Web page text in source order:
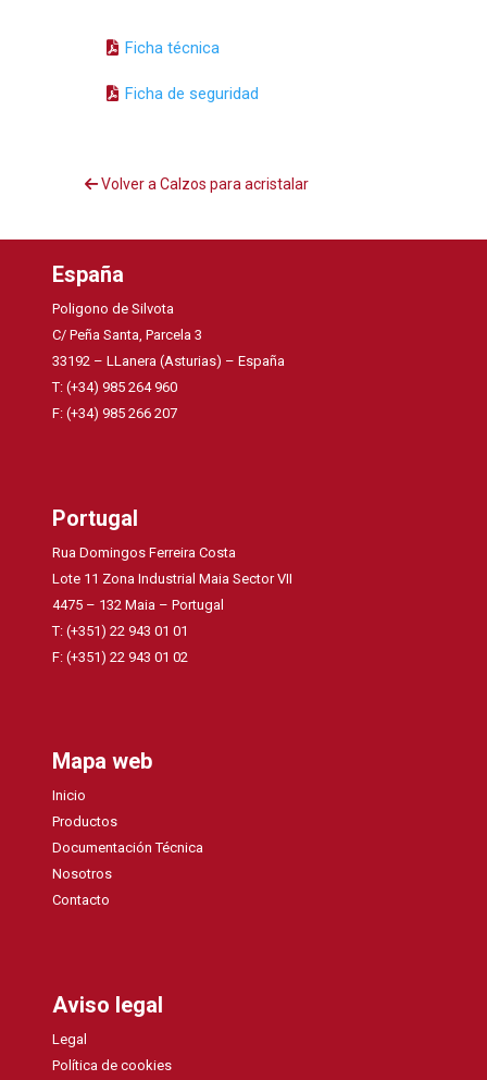
Ficha técnica
Ficha de seguridad
Volver a Calzos para acristalar
España
Poligono de Silvota
C/ Peña Santa, Parcela 3
33192 – LLanera (Asturias) – España
T: (+34) 985 264 960
F: (+34) 985 266 207
Portugal
Rua Domingos Ferreira Costa
Lote 11 Zona Industrial Maia Sector VII
4475 – 132 Maia – Portugal
T: (+351) 22 943 01 01
F: (+351) 22 943 01 02
Mapa web
Inicio
Productos
Documentación Técnica
Nosotros
Contacto
Aviso legal
Legal
Política de cookies